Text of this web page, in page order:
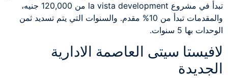
تبدأ في مشروع la vista development من 120,000 جنيه،
والمقدمات تبدأ من 10% مقدم. والسنوات التي يتم تسديد ثمن
الوحدات بها 5 سنوات.
لافيستا سيتى العاصمة الادارية
الجديدة